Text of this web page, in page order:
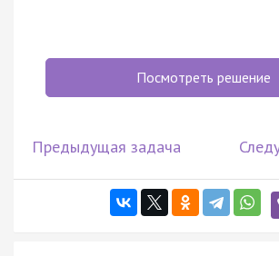
Посмотреть решение
Предыдущая задача